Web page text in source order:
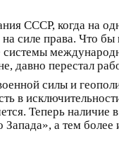
СССР, когда на
силе права. Что
давно перестал
силы и
в
Теперь наличие
а тем более